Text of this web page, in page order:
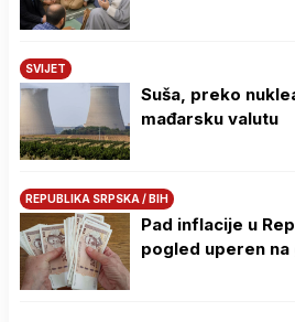
SVIJET
Suša, preko
mađarsku valutu
REPUBLIKA SRPSKA / BIH
Pad inflacije u
pogled uperen